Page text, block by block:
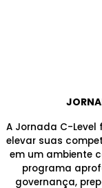
A Jornada C-Level
elevar suas
em um ambiente
programa
governança,